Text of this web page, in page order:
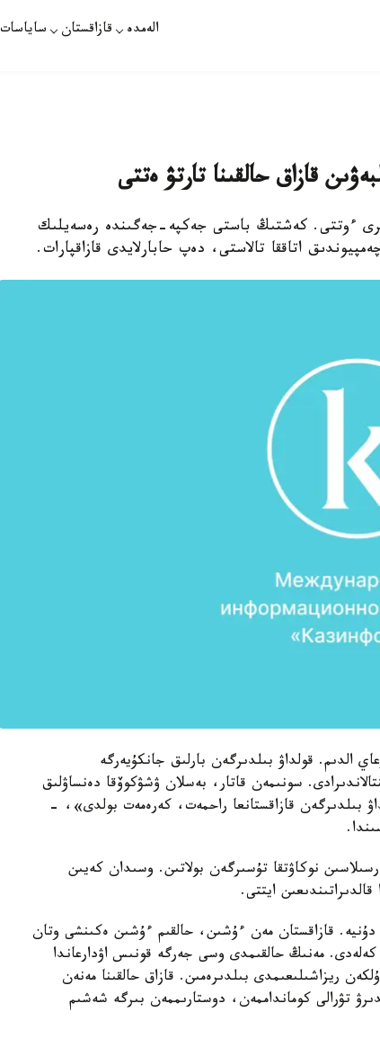
الەمدە قازاقستان ساياسات
قازاق حالقىنا تارتۋ ەتتى
قازاقپارات - الماتىدا اسا 102 تۋرنيرى ءوتتى. كەشتىڭ باستى جەكپە-جەگىندە رەسەيلىك
اتاققا تالاستى، دەپ حابارلايدى قازاقپارات.
قولداۋ بىلدىرگەن بارلىق جانكۇيەرگە
سونىمەن قاتار، بەسلان ۋشۋكوۆقا دەنساۋلىق
بىلدىرگەن قازاقستانعا راحمەت، كەرەمەت بولدى»، -
تۋمەنوۆ قارسىلاسىن نوكاۋتقا تۇسىرگەن بولاتىن. وسىدان كەيىن
ايتتى.
قازاقستان مەن ءۇشىن، حالقىم ءۇشىن ەكىنشى وتان
كەلەدى. مەنىڭ حالقىمدى وسى جەرگە قونىس اۋدارعاندا
ريزاشىلىعىمدى بىلدىرەمىن. قازاق حالقىنا مەنەن
تۋرالى كومانداممەن، دوستارىممەن بىرگە شەشىم